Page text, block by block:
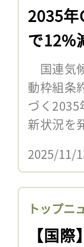
2035
で12%
国連気
動枠組条
づく2035
新状況を
2025/11/
トップニ
【国